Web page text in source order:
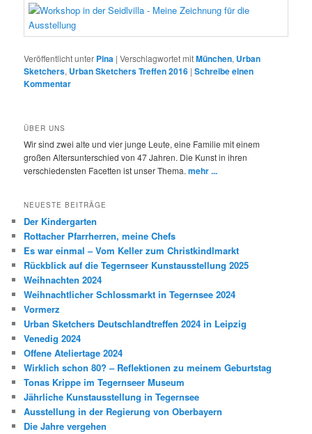
Veröffentlicht unter Pina |Verschlagwortet mitMünchen, Urban
Sketchers, Urban Sketchers Treffen 2016 |Schreibe einen
Kommentar
ÜBER UNS
Wir sind zwei alte und vier junge Leute, eine Familie mit einem
großen Altersunterschied von 47 Jahren. Die Kunst in ihren
verschiedensten Facetten ist unser Thema.mehr ...
NEUESTE BEITRÄGE
Der Kindergarten
Rottacher Pfarrherren, meine Chefs
Es war einmal – Vom Keller zum Christkindlmarkt
Rückblick auf die Tegernseer Kunstausstellung 2025
Weihnachten 2024
Weihnachtlicher Schlossmarkt in Tegernsee 2024
Vormerz
Urban Sketchers Deutschlandtreffen 2024 in Leipzig
Venedig 2024
Offene Ateliertage 2024
Wirklich schon 80? – Reflektionen zu meinem Geburtstag
Tonas Krippe im Tegernseer Museum
Jährliche Kunstausstellung in Tegernsee
Ausstellung in der Regierung von Oberbayern
Die Jahre vergehen